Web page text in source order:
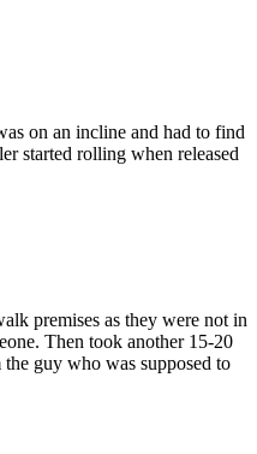
on an incline and had to find
started rolling when released
premises as they were not in
Then took another 15-20
guy who was supposed to